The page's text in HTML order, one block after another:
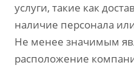
услуги, такие как
наличие персонала
Не менее значимым
расположение